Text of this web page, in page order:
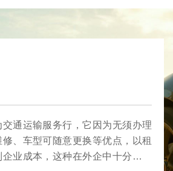
通运输服务行，它因为无须办理
、车型可随意更换等优点，以租
业成本，这种在外企中十分流行